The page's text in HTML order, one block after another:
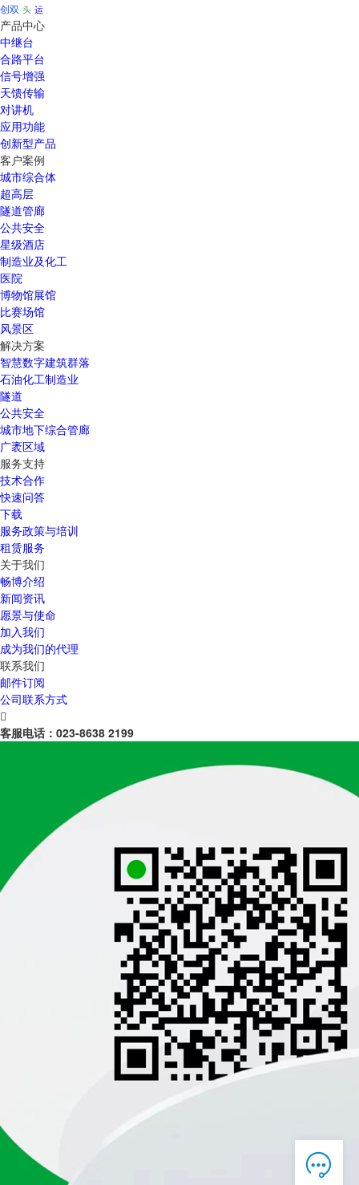
创双 头 运
产品中心
中继台
合路平台
信号增强
天馈传输
对讲机
应用功能
创新型产品
客户案例
城市综合体
超高层
隧道管廊
公共安全
星级酒店
制造业及化工
医院
博物馆展馆
比赛场馆
风景区
解决方案
智慧数字建筑群落
石油化工制造业
隧道
公共安全
城市地下综合管廊
广袤区域
服务支持
技术合作
快速问答
下载
服务政策与培训
租赁服务
关于我们
畅博介绍
新闻资讯
愿景与使命
加入我们
成为我们的代理
联系我们
邮件订阅
公司联系方式

客服电话： 023-8638 2199
